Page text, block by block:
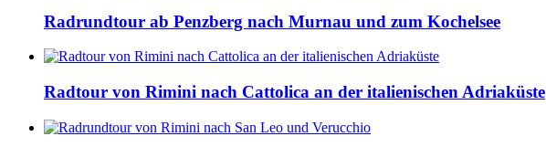
Radrundtour ab Penzberg nach Murnau und zum Kochelsee
Radtour von Rimini nach Cattolica an der italienischen Adriaküste